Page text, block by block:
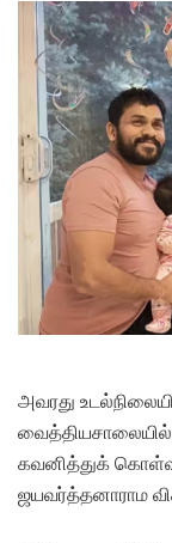
அவரது
வைத்தியசாலையில்
கவனித்துக்
ஜயவர்த்தனாராம